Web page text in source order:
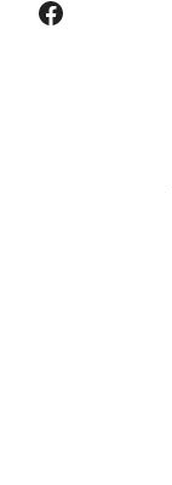
Facebook